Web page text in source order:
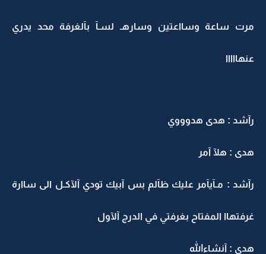
مرت ساعة وسااعتين وسارهـ لسـآ بآلغرفة محد يدري
عنهااااا
رآشد : هدى هدوووي
هدى : هلآ آمر
رآشد : مـآيآمر عليك ظآلم بس آبيك تودي آلآكـل الى ساارة
غرفتهاا المفتاح بغرفتي في الدرج آلآول
هدى : آنشاءالله